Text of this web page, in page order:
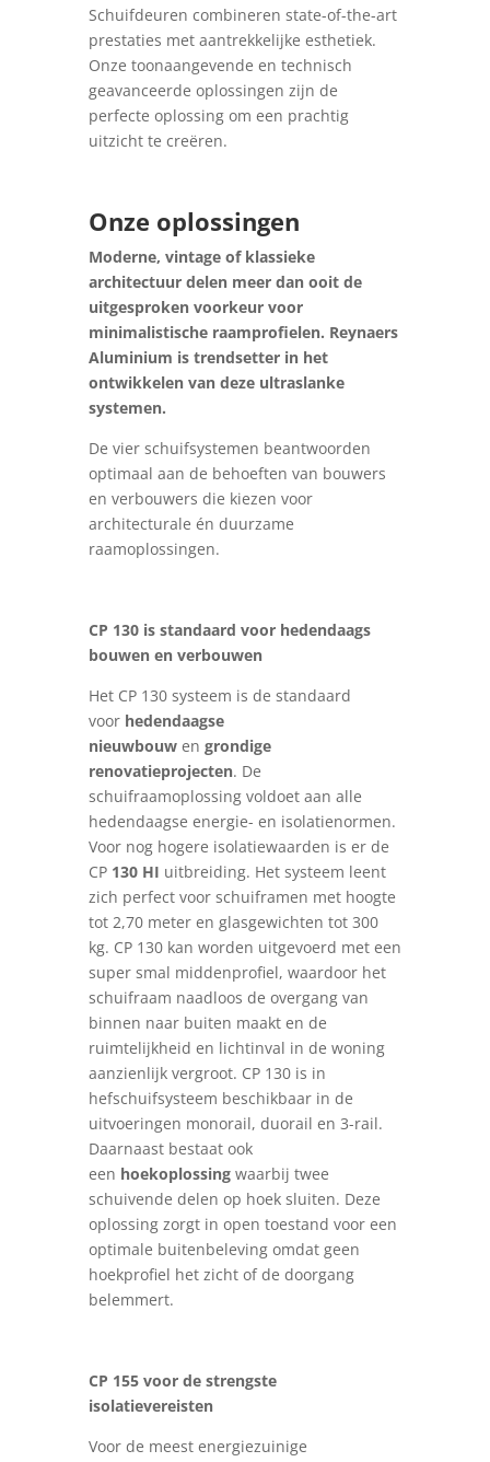
Schuifdeuren combineren state-of-the-art
prestaties met aantrekkelijke esthetiek.
Onze toonaangevende en technisch
geavanceerde oplossingen zijn de
perfecte oplossing om een prachtig
uitzicht te creëren.
Onze oplossingen
Moderne, vintage of klassieke
architectuur delen meer dan ooit de
uitgesproken voorkeur voor
minimalistische raamprofielen. Reynaers
Aluminium is trendsetter in het
ontwikkelen van deze ultraslanke
systemen.
De vier schuifsystemen beantwoorden
optimaal aan de behoeften van bouwers
en verbouwers die kiezen voor
architecturale én duurzame
raamoplossingen.
CP 130 is standaard voor hedendaags
bouwen en verbouwen
Het CP 130 systeem is de standaard
voor hedendaagse
nieuwbouw en grondige
renovatieprojecten. De
schuifraamoplossing voldoet aan alle
hedendaagse energie- en isolatienormen.
Voor nog hogere isolatiewaarden is er de
CP130 HI uitbreiding. Het systeem leent
zich perfect voor schuiframen met hoogte
tot 2,70 meter en glasgewichten tot 300
kg. CP 130 kan worden uitgevoerd met een
super smal middenprofiel, waardoor het
schuifraam naadloos de overgang van
binnen naar buiten maakt en de
ruimtelijkheid en lichtinval in de woning
aanzienlijk vergroot. CP 130 is in
hefschuifsysteem beschikbaar in de
uitvoeringen monorail, duorail en 3-rail.
Daarnaast bestaat ook
een hoekoplossing waarbij twee
schuivende delen op hoek sluiten. Deze
oplossing zorgt in open toestand voor een
optimale buitenbeleving omdat geen
hoekprofiel het zicht of de doorgang
belemmert.
CP 155 voor de strengste
isolatievereisten
Voor de meest energiezuinige